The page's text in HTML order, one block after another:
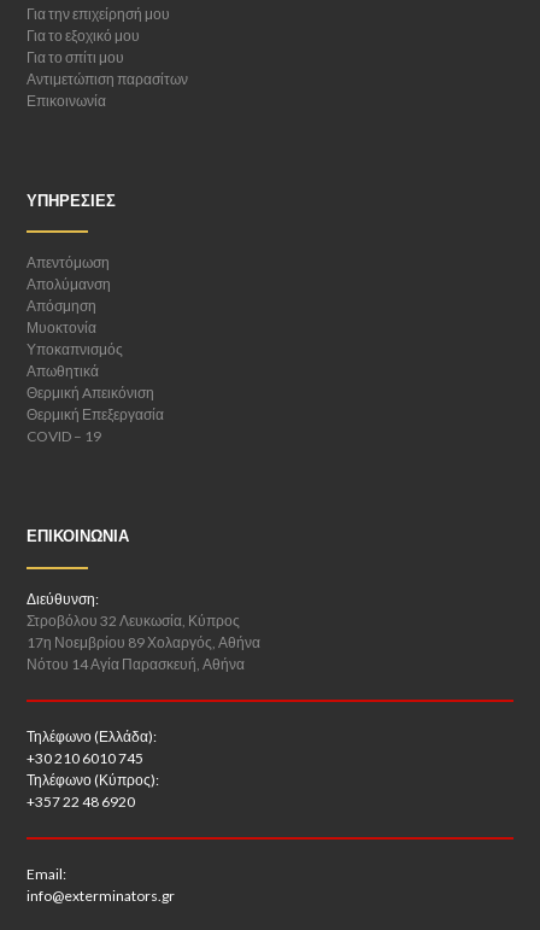
Για την επιχείρησή μου
Για το εξοχικό μου
Για το σπίτι μου
Αντιμετώπιση παρασίτων
Επικοινωνία
ΥΠΗΡΕΣΊΕΣ
Απεντόμωση
Απολύμανση
Απόσμηση
Μυοκτονία
Υποκαπνισμός
Απωθητικά
Θερμική Aπεικόνιση
Θερμική Επεξεργασία
COVID – 19
ΕΠΙΚΟΙΝΩΝΊΑ
Διεύθυνση:
Στροβόλου 32 Λευκωσία, Κύπρος
17η Νοεμβρίου 89 Χολαργός, Αθήνα
Νότου 14 Αγία Παρασκευή, Αθήνα
Τηλέφωνο (Ελλάδα):
+30 210 6010 745
Τηλέφωνο (Κύπρος):
+357 22 48 6920
Email:
info@exterminators.gr